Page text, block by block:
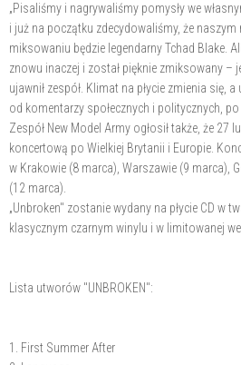
„Pisaliśmy i nagrywaliśmy pomysły we
i już na początku zdecydowaliśmy, że naszym
miksowaniu będzie legendarny Tchad Blake.
znowu inaczej i został pięknie zmiksowany –
ujawnił zespół. Klimat na płycie zmienia się,
od komentarzy społecznych i politycznych,
Zespół New Model Army ogłosił także, że 27
koncertową po Wielkiej Brytanii i Europie.
w Krakowie (8 marca), Warszawie (9 marca),
(12 marca).
„Unbroken" zostanie wydany na płycie CD w
klasycznym czarnym winylu i w limitowanej
Lista utworów "UNBROKEN":
1. First Summer After